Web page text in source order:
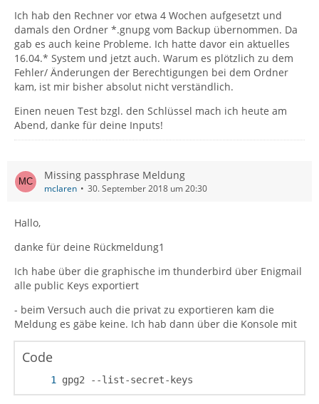
Ich hab den Rechner vor etwa 4 Wochen aufgesetzt und
damals den Ordner *.gnupg vom Backup übernommen. Da
gab es auch keine Probleme. Ich hatte davor ein aktuelles
16.04.* System und jetzt auch. Warum es plötzlich zu dem
Fehler/ Änderungen der Berechtigungen bei dem Ordner
kam, ist mir bisher absolut nicht verständlich.
Einen neuen Test bzgl. den Schlüssel mach ich heute am
Abend, danke für deine Inputs!
Missing passphrase Meldung
mclaren 30. September 2018 um 20:30
Hallo,
danke für deine Rückmeldung1
Ich habe über die graphische im thunderbird über Enigmail
alle public Keys exportiert
- beim Versuch auch die privat zu exportieren kam die
Meldung es gäbe keine. Ich hab dann über die Konsole mit
Code
gpg2 --list-secret-keys